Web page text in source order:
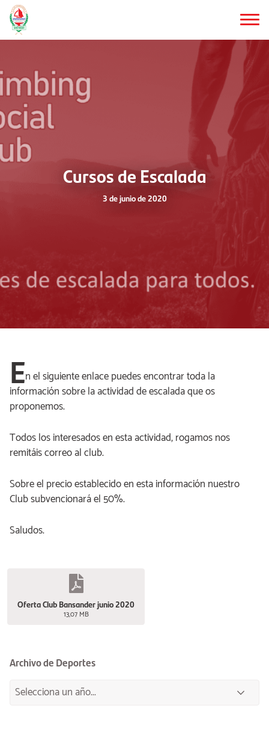
Saltar
al
contenido
Cursos de Escalada
3 de junio de 2020
En el siguiente enlace puedes encontrar toda la
información sobre la actividad de escalada que os
proponemos.
Todos los interesados en esta actividad, rogamos nos
remitáis correo al club.
Sobre el precio establecido en esta información nuestro
Club subvencionará el 50%.
Saludos.
Oferta Club Bansander junio 2020
13,07 MB
Archivo de Deportes